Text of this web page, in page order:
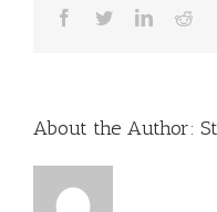
Facebook
TwitterLinkedin
About the Author: